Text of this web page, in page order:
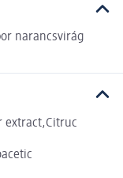
narancsvirág
extract,Citruc